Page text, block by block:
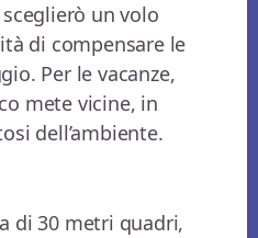
un volo
di compensare le
Per le vacanze,
mete vicine, in
dell’ambiente.
di 30 metri quadri,